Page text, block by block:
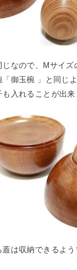
なので、Mサイズ
御玉椀 」と同じ
入れることが出来
は収納できるよう